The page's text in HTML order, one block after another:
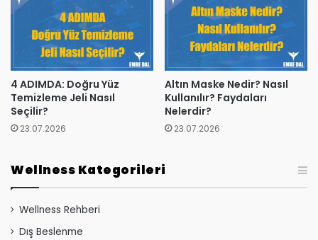
4 ADIMDA: Doğru Yüz
Temizleme Jeli Nasıl
Seçilir?
23.07.2026
Altın Maske Nedir? Nasıl
Kullanılır? Faydaları
Nelerdir?
23.07.2026
Wellness Kategorileri
Wellness Rehberi
Dış Beslenme